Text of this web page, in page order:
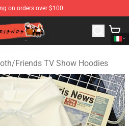
on orders over $100
Friends Merchandise Shop
/Friends TV Show Hoodies